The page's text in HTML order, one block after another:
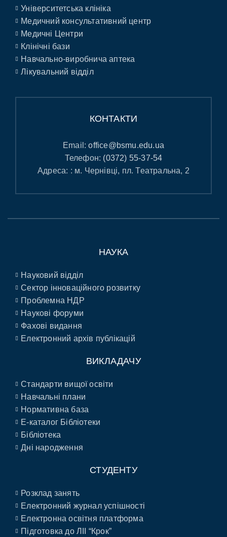
Університетська клініка
Медичний консультативний центр
Медичні Центри
Клінічні бази
Навчально-виробнича аптека
Лікувальний відділ
КОНТАКТИ
Email:office@bsmu.edu.ua
Телефон: (0372) 55-37-54
Адреса: : м. Чернівці, пл. Театральна, 2
НАУКА
Науковий відділ
Сектор інноваційного розвитку
Проблемна НДР
Наукові форуми
Фахові видання
Електронний архів публікацій
ВИКЛАДАЧУ
Стандарти вищої освіти
Навчальні плани
Нормативна база
E-каталог Бібліотеки
Бібліотека
Дні народження
СТУДЕНТУ
Розклад занять
Електронний журнал успішності
Електронна освітня платформа
Підготовка до ЛІІ “Крок”